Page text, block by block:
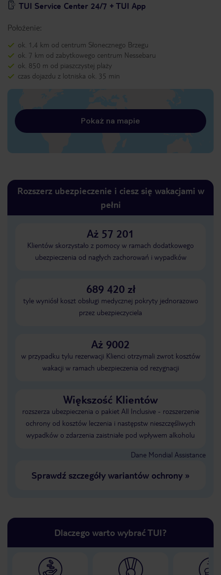
TUI Service Center 24/7 + TUI App
Położenie:
ok. 1,4 km od centrum Słonecznego Brzegu
ok. 7 km od zabytkowego centrum Nessebaru
ok. 850 m od piaszczystej plaży
czas dojazdu z lotniska ok. 35 min
Pokaż na mapie
Rozszerz ubezpieczenie i ciesz się wakacjami w
pełni
Aż 57 201
Klientów skorzystało z pomocy w ramach dodatkowego
ubezpieczenia od nagłych zachorowań i wypadków
689 420 zł
tyle wyniósł koszt obsługi medycznej pokryty jednorazowo
przez ubezpieczyciela
Aż 9002
w przypadku tylu rezerwacji Klienci otrzymali zwrot kosztów
wakacji w ramach ubezpieczenia od rezygnacji
Większość Klientów
rozszerza ubezpieczenia o pakiet All Inclusive - rozszerzenie
ochrony od kosztów leczenia i następstw nieszczęśliwych
wypadków o zdarzenia zaistniałe pod wpływem alkoholu
Dane Mondial Assistance
Sprawdź szczegóły wariantów ochrony»
Dlaczego warto wybrać TUI?